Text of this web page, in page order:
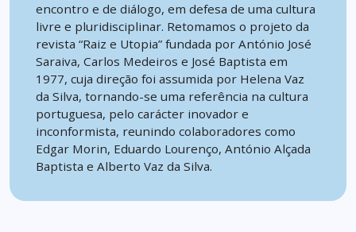
encontro e de diálogo, em defesa de uma cultura
livre e pluridisciplinar. Retomamos o projeto da
revista “Raiz e Utopia” fundada por António José
Saraiva, Carlos Medeiros e José Baptista em
1977, cuja direção foi assumida por Helena Vaz
da Silva, tornando-se uma referência na cultura
portuguesa, pelo carácter inovador e
inconformista, reunindo colaboradores como
Edgar Morin, Eduardo Lourenço, António Alçada
Baptista e Alberto Vaz da Silva.